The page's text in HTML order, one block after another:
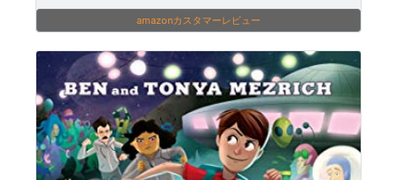
amazonカスタマーレビュー